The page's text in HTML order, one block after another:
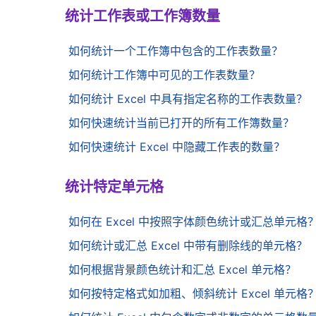
统计工作表或工作簿数量
如何统计一个工作簿中包含的工作表数量？
如何统计工作簿中可见的工作表数量？
如何统计 Excel 中具有指定名称的工作表数量？
如何快速统计当前已打开的所有工作簿数量？
如何快速统计 Excel 中隐藏工作表的数量？
统计特定单元格
如何在 Excel 中按照字体颜色统计或汇总单元格
如何统计或汇总 Excel 中带有删除线的单元格？
如何根据背景颜色统计和汇总 Excel 单元格？
如何按特定格式如加粗、倾斜统计 Excel 单元格